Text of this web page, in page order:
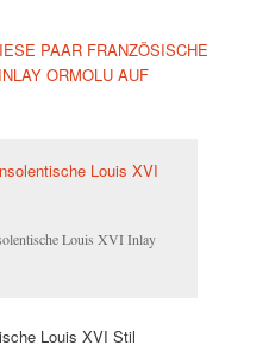
PAAR FRANZÖSISCHE
ORMOLU AUF
Louis XVI Inlay
Louis XVI Stil